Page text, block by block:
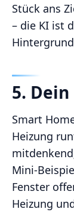
Stück ans
– die KI ist
5.
Smart
Heizung
Mini-
Fenster
Heizung